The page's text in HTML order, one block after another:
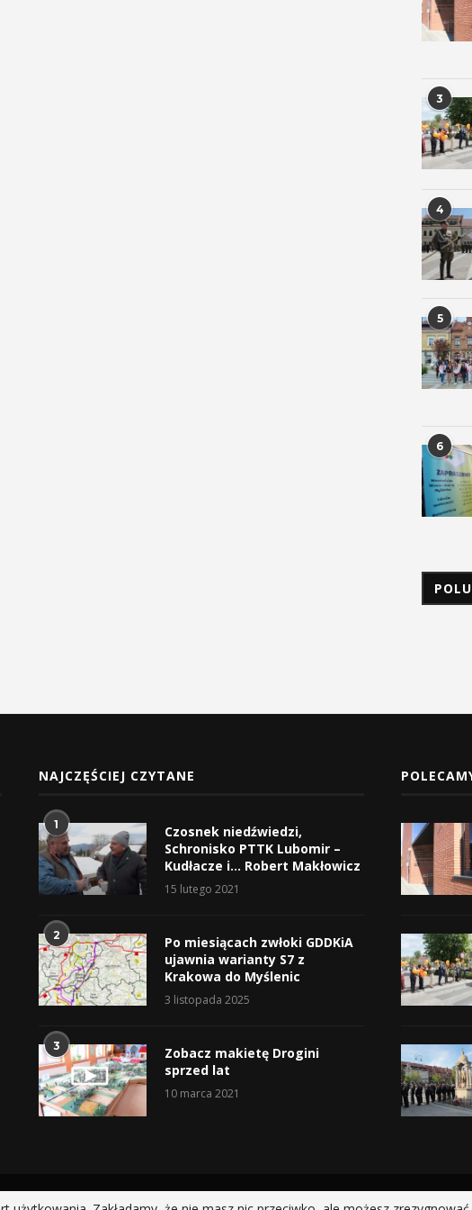
3
4
5
6
NAJCZĘŚCIEJ CZYTANE
1
Czosnek niedźwiedzi,
Schronisko PTTK Lubomir –
Kudłacze i… Robert Makłowicz
15 lutego 2021
2
Po miesiącach zwłoki GDDKiA
ujawnia warianty S7 z
Krakowa do Myślenic
3 listopada 2025
3
Zobacz makietę Drogini
sprzed lat
10 marca 2021
@2019 - All Right Reserved.